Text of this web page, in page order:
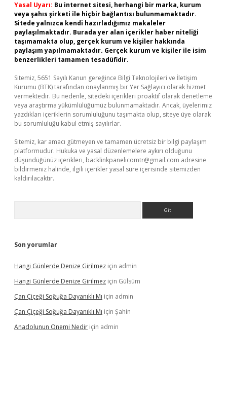
Yasal Uyarı: Bu internet sitesi, herhangi bir marka, kurum
veya şahıs şirketi ile hiçbir bağlantısı bulunmamaktadır.
Sitede yalnızca kendi hazırladığımız makaleler
paylaşılmaktadır. Burada yer alan içerikler haber niteliği
taşımamakta olup, gerçek kurum ve kişiler hakkında
paylaşım yapılmamaktadır. Gerçek kurum ve kişiler ile isim
benzerlikleri tamamen tesadüfidir.
Sitemiz, 5651 Sayılı Kanun gereğince Bilgi Teknolojileri ve İletişim
Kurumu (BTK) tarafından onaylanmış bir Yer Sağlayıcı olarak hizmet
vermektedir. Bu nedenle, sitedeki içerikleri proaktif olarak denetleme
veya araştırma yükümlülüğümüz bulunmamaktadır. Ancak, üyelerimiz
yazdıkları içeriklerin sorumluluğunu taşımakta olup, siteye üye olarak
bu sorumluluğu kabul etmiş sayılırlar.
Sitemiz, kar amacı gütmeyen ve tamamen ücretsiz bir bilgi paylaşım
platformudur. Hukuka ve yasal düzenlemelere aykırı olduğunu
düşündüğünüz içerikleri, backlinkpanelicomtr@gmail.com adresine
bildirmeniz halinde, ilgili içerikler yasal süre içerisinde sitemizden
kaldırılacaktır.
Son yorumlar
Hangi Günlerde Denize Girilmez için admin
Hangi Günlerde Denize Girilmez için Gülsüm
Çan Çiçeği Soğuğa Dayanıklı Mı için admin
Çan Çiçeği Soğuğa Dayanıklı Mı için Şahin
Anadolunun Onemi Nedir için admin